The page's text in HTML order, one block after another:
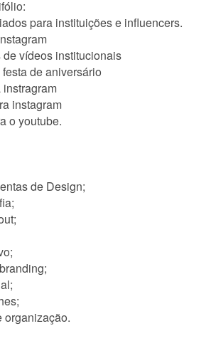
para instituições e influencers.
vídeos institucionais
de aniversário
instragram
instagram
o youtube.
de Design;
organização.